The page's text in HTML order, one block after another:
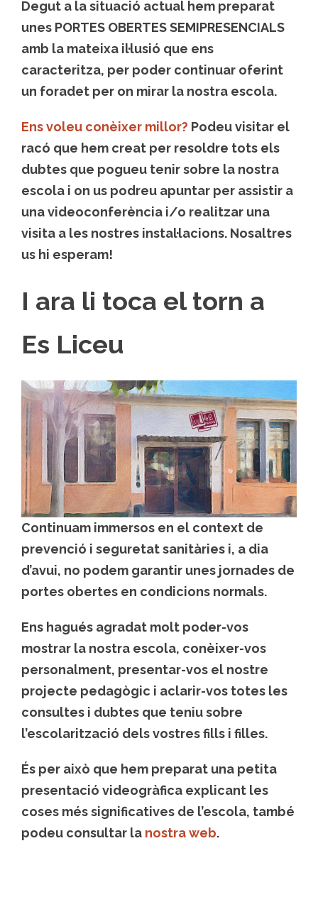
Degut a la situació actual hem preparat
unes PORTES OBERTES SEMIPRESENCIALS
amb la mateixa il·lusió que ens
caracteritza, per poder continuar oferint
un foradet per on mirar la nostra escola.
Ens voleu conèixer millor? Podeu visitar el
racó que hem creat per resoldre tots els
dubtes que pogueu tenir sobre la nostra
escola i on us podreu apuntar per assistir a
una videoconferència i/o realitzar una
visita a les nostres instal·lacions. Nosaltres
us hi esperam!
I ara li toca el torn a
Es Liceu
Continuam immersos en el context de
prevenció i seguretat sanitàries i, a dia
d’avui, no podem garantir unes jornades de
portes obertes en condicions normals.
Ens hagués agradat molt poder-vos
mostrar la nostra escola, conèixer-vos
personalment, presentar-vos el nostre
projecte pedagògic i aclarir-vos totes les
consultes i dubtes que teniu sobre
l’escolarització dels vostres fills i filles.
És per això que hem preparat una petita
presentació videogràfica explicant les
coses més significatives de l’escola, també
podeu consultar la nostra web.